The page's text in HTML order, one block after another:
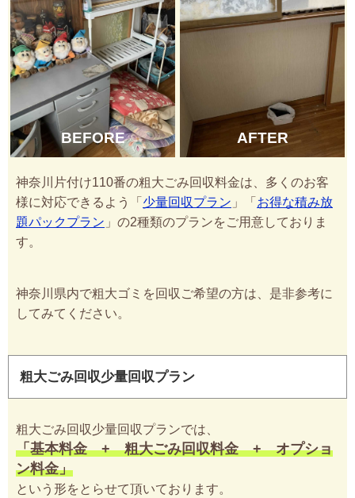
BEFORE AFTER
神奈川片付け110番の粗大ごみ回収料金は、多くのお客
様に対応できるよう「 少量回収プラン 」「 お得な積み放
題パックプラン 」の2種類のプランをご用意しておりま
す。
神奈川県内で粗大ゴミを回収ご希望の方は、是非参考に
してみてください。
粗大ごみ回収少量回収プラン
粗大ごみ回収少量回収プランでは、
「基本料金 + 粗大ごみ回収料金 + オプショ
ン料金」
という形をとらせて頂いております。